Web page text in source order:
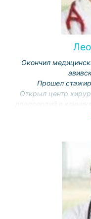
Окончил
Прошел
Открыл центр
предсердий в